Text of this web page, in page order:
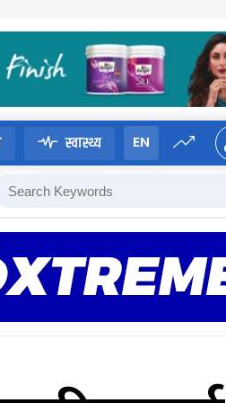
स्वास्थ्य EN